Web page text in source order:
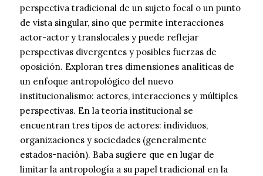
perspectiva tradicional de un sujeto focal o un punto
de vista singular, sino que permite interacciones
actor-actor y translocales y puede reflejar
perspectivas divergentes y posibles fuerzas de
oposición. Exploran tres dimensiones analíticas de
un enfoque antropológico del nuevo
institucionalismo: actores, interacciones y múltiples
perspectivas. En la teoría institucional se
encuentran tres tipos de actores: individuos,
organizaciones y sociedades (generalmente
estados-nación). Baba sugiere que en lugar de
limitar la antropología a su papel tradicional en la